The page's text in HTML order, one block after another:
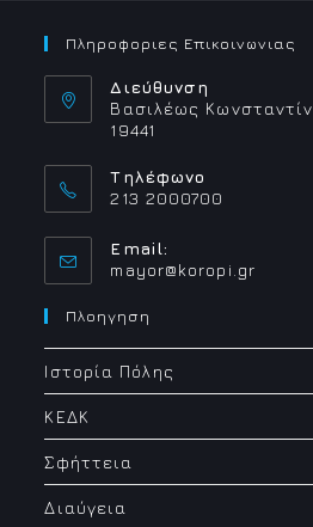
Πληροφοριες Επικοινωνιας
Διεύθυνση
Βασιλέως
19441
Τηλέφωνο
213 2000700
Email:
mayor@koropi.grOpens
Πλοηγηση
Ιστορία Πόλης
ΚΕΔΚ
Σφήττεια
Διαύγεια